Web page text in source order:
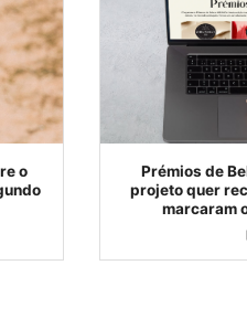
o
Prémios de
projeto quer
marcaram